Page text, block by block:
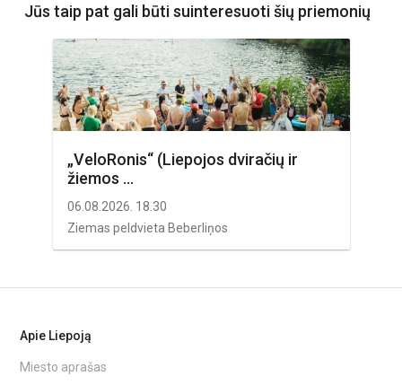
Jūs taip pat gali būti suinteresuoti šių priemonių
„VeloRonis“ (Liepojos dviračių ir
žiemos ...
06.08.2026. 18.30
Ziemas peldvieta Beberliņos
Apie Liepoją
Miesto aprašas